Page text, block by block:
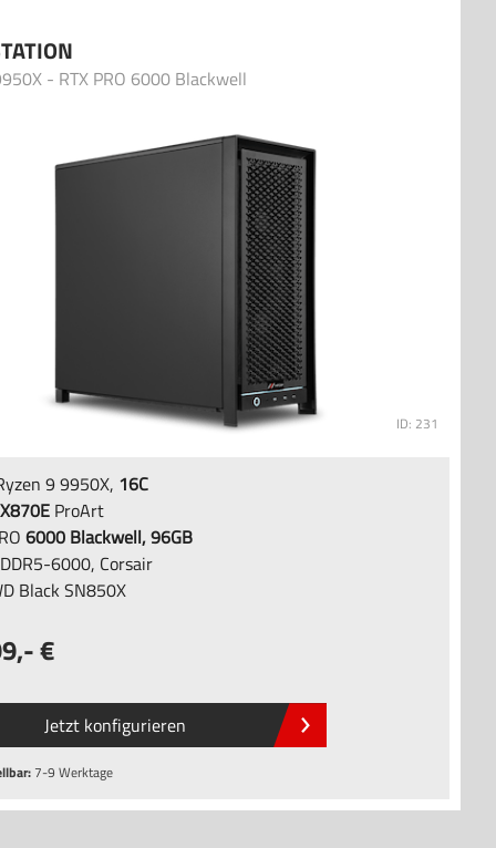
- RTX PRO 6000 Blackwell
ID: 231
9 9950X, 16C
X870E ProArt
6000 Blackwell, 96GB
DDR5-6000, Corsair
Black SN850X
,-
Jetzt konfigurieren
7-9 Werktage